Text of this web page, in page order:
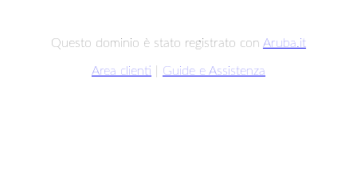
Questo dominio è stato registrato con Aruba.it
Area clienti Guide e Assistenza